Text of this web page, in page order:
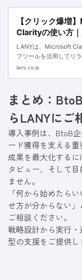
【クリック爆増
Clarityの使い方
トと記事改善方法
LANYは、Microsoft
プツールを活用してリラ
Clarityを用いるとユー
です。
lany.co.jp
まとめ：
らLANYにご
導入事例は、BtoB
ード獲得を支える重
成果を最大化する
タビュー、そして
ません。
「何から始めたら
せ方が分からない
ご相談ください。
戦略設計から実行
型の支援をご提供し